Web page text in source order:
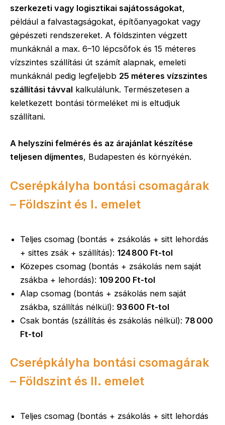
szerkezeti vagy logisztikai sajátosságokat,
például a falvastagságokat, építőanyagokat vagy
gépészeti rendszereket. A földszinten végzett
munkáknál a max. 6–10 lépcsőfok és 15 méteres
vízszintes szállítási út számít alapnak, emeleti
munkáknál pedig legfeljebb 25 méteres vízszintes
szállítási távval kalkulálunk. Természetesen a
keletkezett bontási törmeléket mi is eltudjuk
szállítani.
A helyszíni felmérés és az árajánlat készítése
teljesen díjmentes, Budapesten és környékén.
Cserépkályha bontási csomagárak
– Földszint és I. emelet
Teljes csomag (bontás + zsákolás + sitt lehordás
+ sittes zsák + szállítás): 124 800 Ft-tol
Közepes csomag (bontás + zsákolás nem saját
zsákba + lehordás): 109 200 Ft-tol
Alap csomag (bontás + zsákolás nem saját
zsákba, szállítás nélkül): 93 600 Ft-tol
Csak bontás (szállítás és zsákolás nélkül): 78 000
Ft-tol
Cserépkályha bontási csomagárak
– Földszint és II. emelet
Teljes csomag (bontás + zsákolás + sitt lehordás